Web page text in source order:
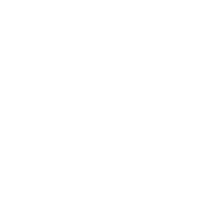
waarheid verbergt of
men ze in haar diepe
van de eeuwige wijsheid
Christus bereikt, en als
aan de groei van zijn
Tegelijkertijd kan de
voorstelling van de
afzien van een diep en